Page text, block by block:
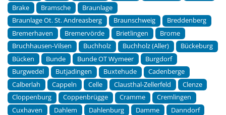
Brake
Bramsche
Braunlage
Braunlage Ot. St. Andreasberg
Braunschweig
Breddenberg
Bremerhaven
Bremervörde Brietlingen
Brome
Bruchhausen-Vilsen
Buchholz Buchholz (Aller)
Bückeburg
Bücken
Bunde Bunde OT Wymeer
Burgdorf
Burgwedel
Butjadingen Buxtehude
Cadenberge
Calberlah
Cappeln Celle Clausthal-Zellerfeld
Clenze
Cloppenburg
Coppenbrügge Cramme
Cremlingen
Cuxhaven
Dahlem Dahlenburg Damme
Danndorf